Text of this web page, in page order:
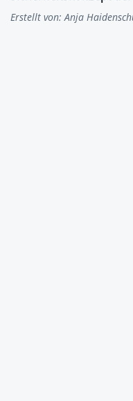
Erstellt von: Anja